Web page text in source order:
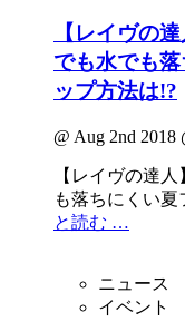
【レイヴの
でも水でも
ップ方法は!?
@ Aug 2nd 2018
【レイヴの達
も落ちにくい
と読む …
ニュース
イベント